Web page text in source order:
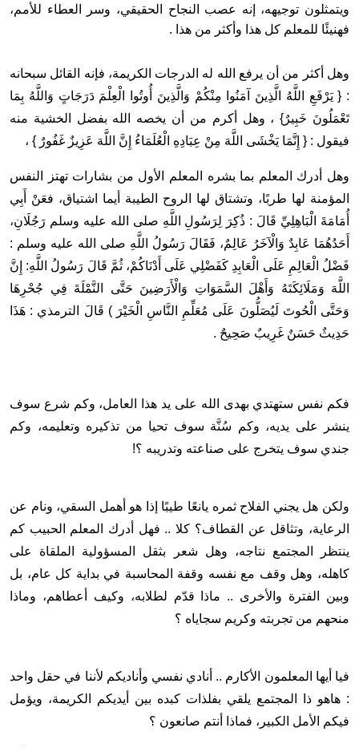
ويتمثلون توجيهه، إنه عصب النجاح الحقيقي، وسر العطاء للأمم،
فهنيئًا للمعلم كل هذا وأكثر من هذا .
وهل أكثر من أن يرفع الله له الدرجات الكريمة، فإنه القائل سبحانه
: {يَرْفَعِ اللَّهُ الَّذِينَ آمَنُوا مِنْكُمْ وَالَّذِينَ أُوتُوا الْعِلْمَ دَرَجَاتٍ وَاللَّهُ بِمَا
تَعْمَلُونَ خَبِيرٌ} ، وهل أكرم من أن يخصه الله بفضل الخشية منه
فيقول : { إِنَّمَا يَخْشَى اللَّهَ مِنْ عِبَادِهِ الْعُلَمَاءُ إِنَّ اللَّهَ عَزِيزٌ غَفُورٌ } ،
وهل أدرك المعلم بما بشره المعلم الأول من بشارات تهتز النفس
المؤمنة لها طربًا، وتشتاق لها الروح الطيبة أيما اشتياق، فعَنْ أَبِي
أُمَامَةَ الْبَاهِلِيِّ قَالَ : ذُكِرَ لِرَسُولِ اللَّهِ صلى الله عليه وسلم رَجُلَانِ،
أَحَدُهُمَا عَابِدٌ وَالْآخَرُ عَالِمٌ، فَقَالَ رَسُولُ اللَّهِ صلى الله عليه وسلم :
فَضْلُ الْعَالِمِ عَلَى الْعَابِدِ كَفَضْلِي عَلَى أَدْنَاكُمْ، ثُمَّ قَالَ رَسُولُ اللَّهِ: إِنَّ
اللَّهَ وَمَلَائِكَتَهُ وَأَهْلَ السَّمَوَاتِ وَالْأَرَضِينَ حَتَّى النَّمْلَةَ فِي جُحْرِهَا
وَحَتَّى الْحُوتَ لَيُصَلُّونَ عَلَى مُعَلِّمِ النَّاسِ الْخَيْرَ ) قَالَ الترمذي : هَذَا
حَدِيثٌ حَسَنٌ غَرِيبٌ صَحِيحٌ .
فكم نفس ستهتدي بهدى الله على يد هذا العامل، وكم شرع سوف
ينشر على يديه، وكم سُنَّة سوف تحيا من تذكيره وتعليمه، وكم
جندي سوف يتخرج على صناعته وتدريبه ؟!
ولكن هل يجني الفلاح ثمره يانعًا طيبًا إذا هو أهمل السقي، ونام عن
الرعاية، وتثاقل عن القطاف؟ كلا .. فهل أدرك المعلم الحبيب كم
ينتظر المجتمع نتاجه، وهل شعر بثقل المسؤولية الملقاة على
كاهله، وهل وقف مع نفسه وقفة المحاسبة في بداية كل عام، بل
وبين الفترة والأخرى .. ماذا قدّم لطلابه، وكيف أعطاهم، وماذا
منحهم من تجربته وكريم سجاياه ؟
فيا أيها المعلمون الأكارم .. أنادي نفسي وأناديكم لأننا في حقل واحد
: هاهو ذا المجتمع يلقي بفلذات كبده بين أيديكم الكريمة، ويؤمل
فيكم الأمل الكبير، فماذا أنتم صانعون ؟